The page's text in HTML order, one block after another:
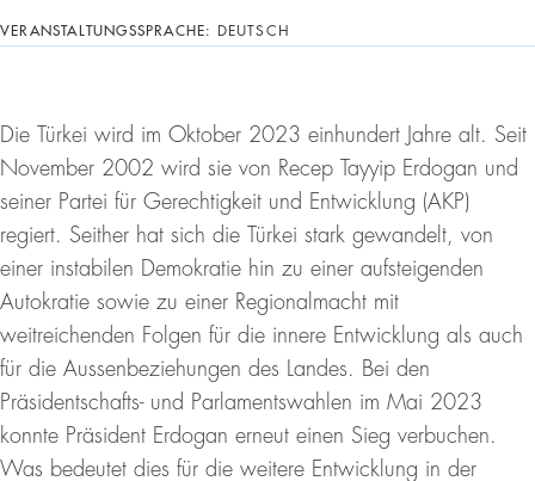
VERANSTALTUNGSSPRACHE: DEUTSCH
Die Türkei wird im Oktober 2023 einhundert Jahre alt. Seit
November 2002 wird sie von Recep Tayyip Erdogan und
seiner Partei für Gerechtigkeit und Entwicklung (AKP)
regiert. Seither hat sich die Türkei stark gewandelt, von
einer instabilen Demokratie hin zu einer aufsteigenden
Autokratie sowie zu einer Regionalmacht mit
weitreichenden Folgen für die innere Entwicklung als auch
für die Aussenbeziehungen des Landes. Bei den
Präsidentschafts- und Parlamentswahlen im Mai 2023
konnte Präsident Erdogan erneut einen Sieg verbuchen.
Was bedeutet dies für die weitere Entwicklung in der